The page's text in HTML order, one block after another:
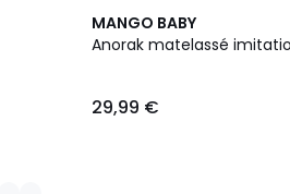
MANGO BABY
Anorak matelassé
29,99 €
2
Couleurs